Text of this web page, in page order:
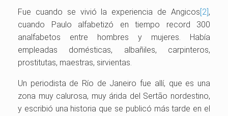
Fue cuando se vivió la experiencia de Angicos[2],
cuando Paulo alfabetizó en tiempo record 300
analfabetos entre hombres y mujeres. Había
empleadas domésticas, albañiles, carpinteros,
prostitutas, maestras, sirvientas.
Un periodista de Río de Janeiro fue allí, que es una
zona muy calurosa, muy árida del Sertão nordestino,
y escribió una historia que se publicó más tarde en el